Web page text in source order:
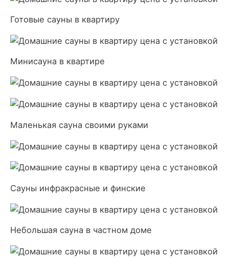
Готовые сауны в квартиру
Минисауна в квартире
Маленькая сауна своими руками
Сауны инфракрасные и финские
Небольшая сауна в частном доме